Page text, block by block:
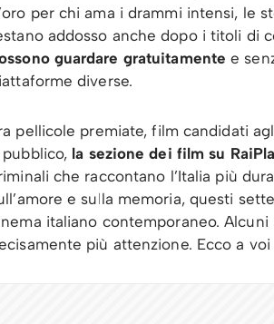
per chi ama i drammi intensi, le
addosso anche dopo i titoli di
guardare gratuitamente e
diverse.
pellicole premiate, film candidati
la sezione dei film su
che raccontano l’Italia più
e sulla memoria, questi
italiano contemporaneo.
più attenzione. Ecco a voi